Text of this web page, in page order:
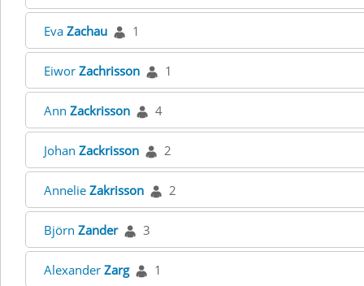
Eva Zachau 1
Eiwor Zachrisson 1
Ann Zackrisson 4
Johan Zackrisson 2
Annelie Zakrisson 2
Björn Zander 3
Alexander Zarg 1